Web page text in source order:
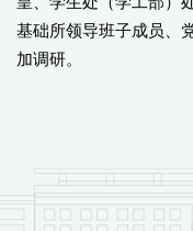
基础所领导班子成员、
加调研。